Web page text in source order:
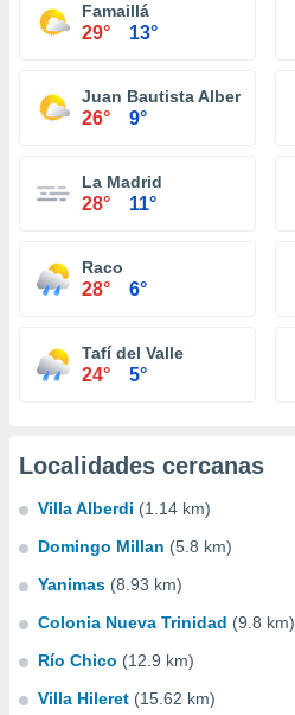
Famaillá
29° 13°
Juan Bautista Alberdi
26° 9°
La Madrid
28° 11°
Raco
28° 6°
Tafí del Valle
24° 5°
Localidades cercanas
Villa Alberdi (1.14 km)
Domingo Millan (5.8 km)
Yanimas (8.93 km)
Colonia Nueva Trinidad (9.8 km)
Río Chico (12.9 km)
Villa Hileret (15.62 km)